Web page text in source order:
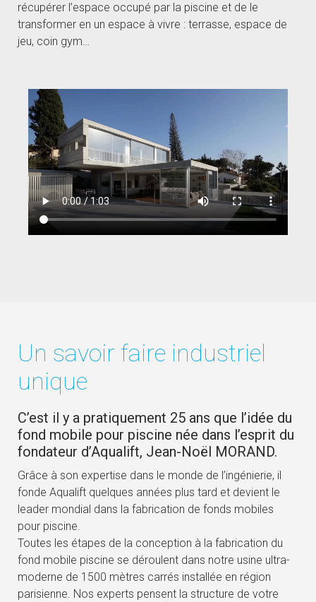
récupérer l’espace occupé par la piscine et de le
transformer en un espace à vivre : terrasse, espace de
jeu, coin gym…
Un savoir faire industriel
unique
C’est il y a pratiquement 25 ans que l’idée du
fond mobile pour piscine née dans l’esprit du
fondateur d’Aqualift, Jean-Noël MORAND.
Grâce à son expertise dans le monde de l’ingénierie, il
fonde Aqualift quelques années plus tard et devient le
leader mondial dans la fabrication de fonds mobiles
pour piscine.
Toutes les étapes de la conception à la fabrication du
fond mobile piscine se déroulent dans notre usine ultra-
moderne de 1500 mètres carrés installée en région
parisienne. Nos experts pensent la structure de votre